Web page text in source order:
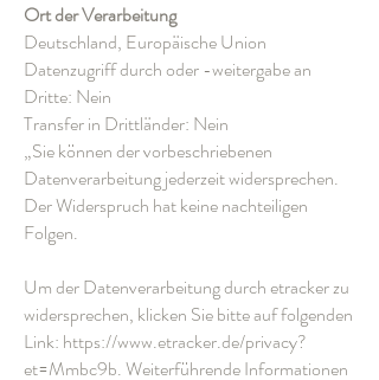
Ort der Verarbeitung
Deutschland, Europäische Union
Datenzugriff durch oder -weitergabe an
Dritte: Nein
Transfer in Drittländer: Nein
„Sie können der vorbeschriebenen
Datenverarbeitung jederzeit widersprechen.
Der Widerspruch hat keine nachteiligen
Folgen.
Um der Datenverarbeitung durch etracker zu
widersprechen, klicken Sie bitte auf folgenden
Link: https://www.etracker.de/privacy?
et=Mmbc9b. Weiterführende Informationen